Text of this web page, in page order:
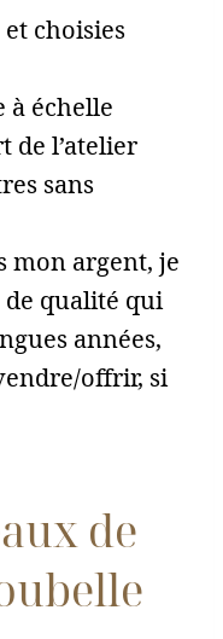
choisies
à échelle
de l’atelier
sans
mon argent, je
de qualité qui
années,
offrir, si
de